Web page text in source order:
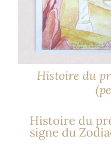
Histoire du
Histoire du
signe du